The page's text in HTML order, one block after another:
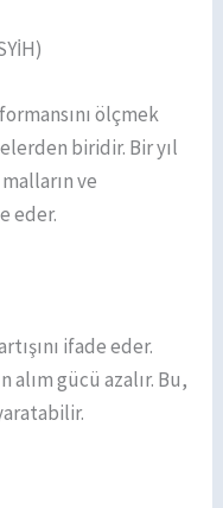
ölçmek
biridir. Bir yıl
ve
eder.
ifade eder.
alım gücü azalır. Bu,